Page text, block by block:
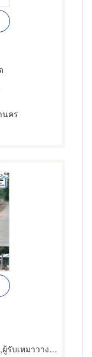
นคร
ร้าง,รับสร้างบ้านทรงไทย